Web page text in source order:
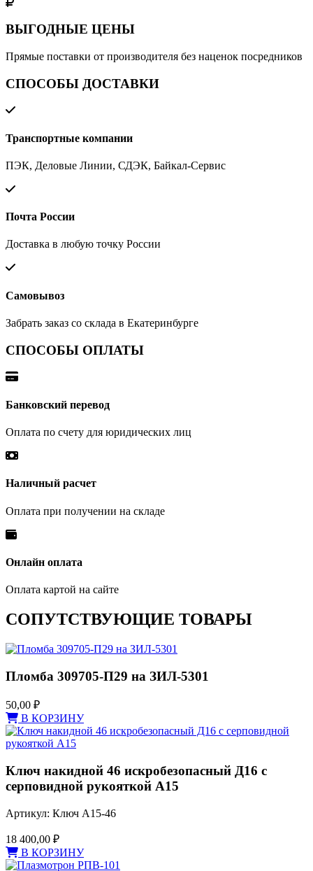
ВЫГОДНЫЕ ЦЕНЫ
Прямые поставки от производителя без наценок посредников
СПОСОБЫ ДОСТАВКИ
Транспортные компании
ПЭК, Деловые Линии, СДЭК, Байкал-Сервис
Почта России
Доставка в любую точку России
Самовывоз
Забрать заказ со склада в Екатеринбурге
СПОСОБЫ ОПЛАТЫ
Банковский перевод
Оплата по счету для юридических лиц
Наличный расчет
Оплата при получении на складе
Онлайн оплата
Оплата картой на сайте
СОПУТСТВУЮЩИЕ ТОВАРЫ
Пломба 309705-П29 на ЗИЛ-5301
50,00 ₽
В КОРЗИНУ
Ключ накидной 46 искробезопасный Д16 с
серповидной рукояткой А15
Артикул: Ключ А15-46
18 400,00 ₽
В КОРЗИНУ